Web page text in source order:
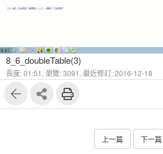
8_6_doubleTable(3)
長度: 01:51, 瀏覽: 3091, 最近修訂: 2016-12-18
上一篇 下一篇